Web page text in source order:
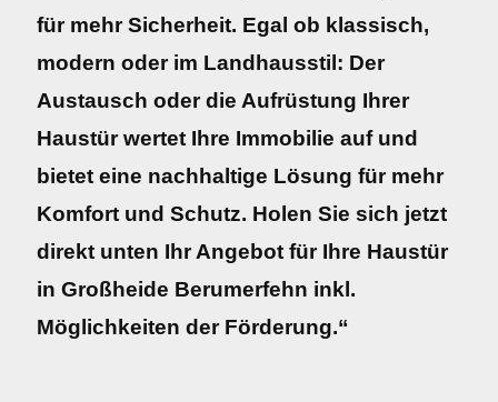
für mehr Sicherheit. Egal ob klassisch,
modern oder im Landhausstil: Der
Austausch oder die Aufrüstung Ihrer
Haustür wertet Ihre Immobilie auf und
bietet eine nachhaltige Lösung für mehr
Komfort und Schutz. Holen Sie sich jetzt
direkt unten Ihr Angebot für Ihre Haustür
in Großheide Berumerfehn inkl.
Möglichkeiten der Förderung.“